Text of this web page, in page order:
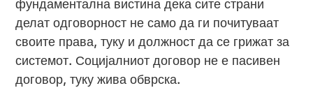
фундаментална вистина дека сите страни
делат одговорност не само да ги почитуваат
своите права, туку и должност да се грижат за
системот. Социјалниот договор не е пасивен
договор, туку жива обврска.